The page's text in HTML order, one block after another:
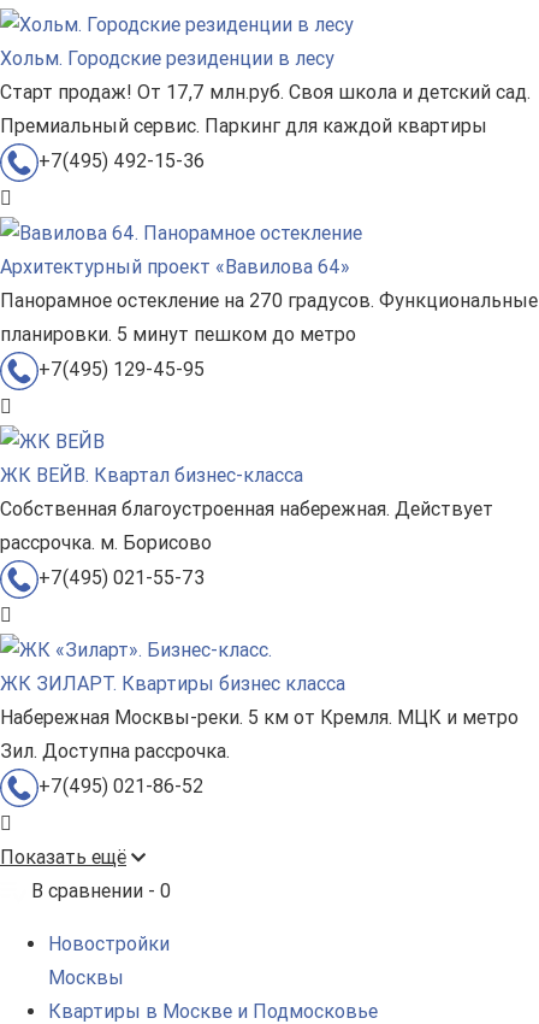
Хольм. Городские резиденции в лесу
Старт продаж! От 17,7 млн.руб. Своя школа и детский сад.
Премиальный сервис. Паркинг для каждой квартиры
+7(495) 492-15-36
Архитектурный проект «Вавилова 64»
Панорамное остекление на 270 градусов. Функциональные
планировки. 5 минут пешком до метро
+7(495) 129-45-95
ЖК ВЕЙВ. Квартал бизнес-класса
Собственная благоустроенная набережная. Действует
рассрочка. м. Борисово
+7(495) 021-55-73
ЖК ЗИЛАРТ. Квартиры бизнес класса
Набережная Москвы-реки. 5 км от Кремля. МЦК и метро
Зил. Доступна рассрочка.
+7(495) 021-86-52
Показать ещё
В сравнении - 0
Новостройки
Москвы
Квартиры в Москве и Подмосковье